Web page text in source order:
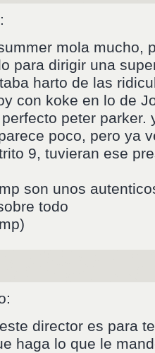
mola mucho,
para dirigir una
harto de las
con koke en lo de
peter parker.
poco, pero ya
9, tuvieran ese
son unos
todo
director es para
haga lo que le